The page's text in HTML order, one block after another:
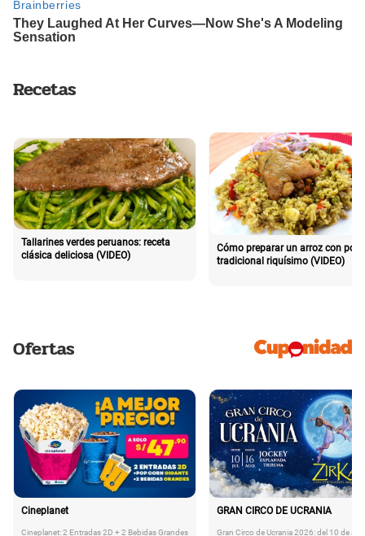
Recetas
Tallarines verdes peruanos: receta
clásica deliciosa (VIDEO)
Cómo preparar un arroz con pollo
tradicional riquísimo (VIDEO)
Ofertas
Cineplanet
Cineplanet: 2 Entradas 2D + 2 Bebidas Grandes
GRAN CIRCO DE UCRANIA
Gran Circo de Ucrania 2026: del 10 de